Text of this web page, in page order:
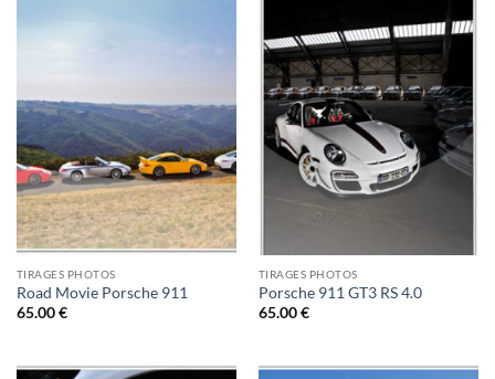
TIRAGES PHOTOS
Road Movie Porsche 911
65.00€
TIRAGES PHOTOS
Porsche 911 GT3 RS 4.0
65.00€